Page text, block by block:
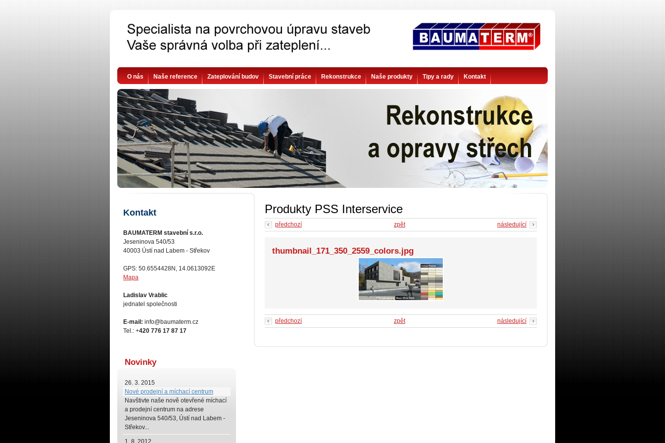
Produkty PSS Interservice
předchozí následující
zpět
thumbnail_171_350_2559_colors.jpg
předchozí následující
zpět
Kontakt
BAUMATERM stavební s.r.o.
Jeseninova 540/53
40003 Ústí nad Labem - Střekov
GPS: 50.6554428N, 14.0613092E
Mapa
Ladislav Vrablic
jednatel společnosti
E-mail: info@baumaterm.cz
Tel.: +420 776 17 87 17
Novinky
26. 3. 2015
Nové prodejní a míchací centrum
Navštivte naše nově otevřené míchací
a prodejní centrum na adrese
Jeseninova 540/53, Ústí nad Labem -
Střekov...
1. 8. 2012
O nás Naše reference Zateplování budov Stavební práce Rekonstrukce Naše produkty Tipy a rady Kontakt